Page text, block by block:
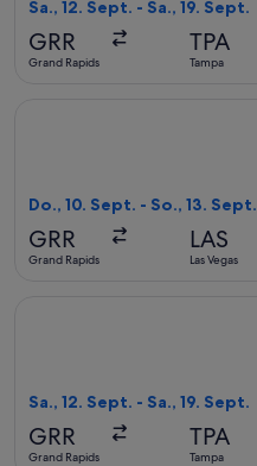
Sa., 12. Sept. - Sa., 19. Sept.
GRR
Grand Rapids
TPA
Tampa
Do., 10. Sept. - So., 13. Sept.
GRR
Grand Rapids
LAS
Las Vegas
Sa., 12. Sept. - Sa., 19. Sept.
GRR
Grand Rapids
TPA
Tampa